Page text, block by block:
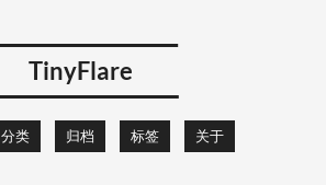
TinyFlare
分类 归档 标签 关于